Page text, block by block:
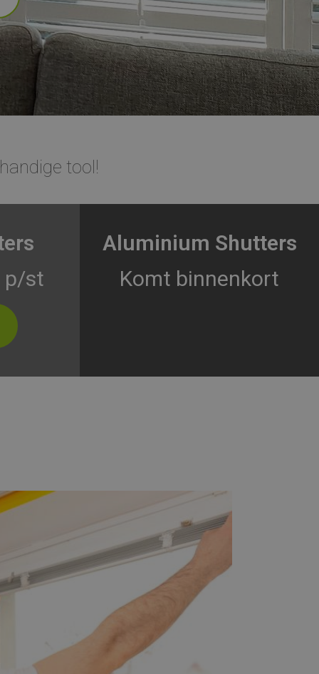
tool!
p/st
Aluminium Shutters
Komt binnenkort